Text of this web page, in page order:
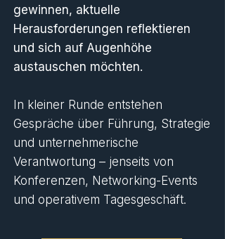
gewinnen, aktuelle
Herausforderungen reflektieren
und sich auf Augenhöhe
austauschen möchten.
In kleiner Runde entstehen
Gespräche über Führung, Strategie
und unternehmerische
Verantwortung – jenseits von
Konferenzen, Networking-Events
und operativem Tagesgeschäft.